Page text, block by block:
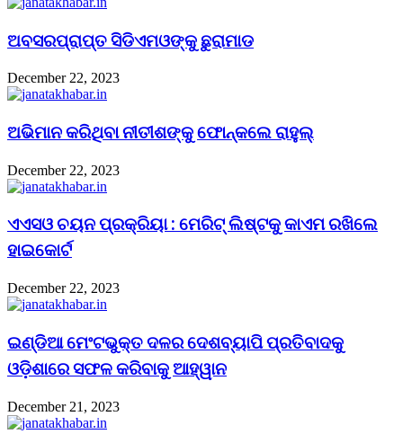
ଅବସରପ୍ରାପ୍ତ ସିଡିଏମଓଙ୍କୁ ଛୁରାମାଡ
December 22, 2023
ଅଭିମାନ କରିଥିବା ନୀତୀଶଙ୍କୁ ଫୋନ୍‌କଲେ ରାହୁଲ୍‌
December 22, 2023
ଏଏସଓ ଚୟନ ପ୍ରକ୍ରିୟା : ମେରିଟ୍ ଲିଷ୍ଟକୁ କାଏମ ରଖିଲେ
ହାଇକୋର୍ଟ
December 22, 2023
ଇଣ୍ଡିଆ ମେଂଟଭୁକ୍ତ ଦଳର ଦେଶବ୍ୟାପି ପ୍ରତିବାଦକୁ
ଓଡ଼ିଶାରେ ସଫଳ କରିବାକୁ ଆହ୍ୱାନ
December 21, 2023